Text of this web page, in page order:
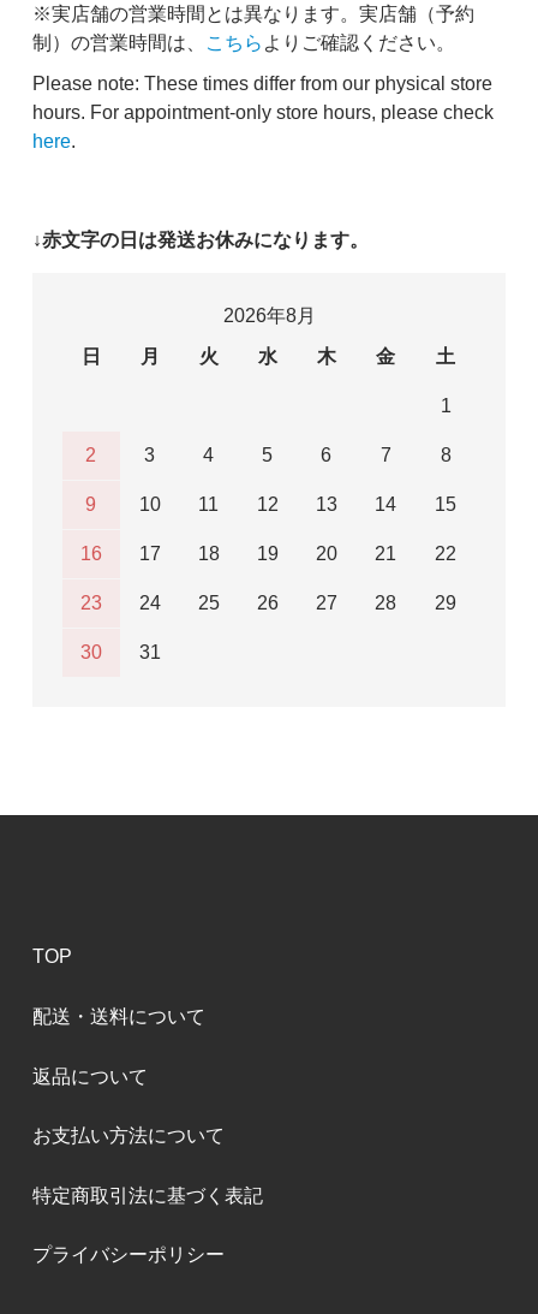
※実店舗の営業時間とは異なります。実店舗（予約
制）の営業時間は、
こちら よりご確認ください。
Please note: These times differ from our physical store
hours. For appointment-only store hours, please check
here.
↓赤文字の日は発送お休みになります。
2026年8月
日
月 火 水 木 金 土
1
2 3 4 5 6 7 8
9 10 11 12 13 14 15
16 17 18 19 20 21 22
23 24 25 26 27 28 29
30 31
TOP
配送・送料について
返品について
お支払い方法について
特定商取引法に基づく表記
プライバシーポリシー